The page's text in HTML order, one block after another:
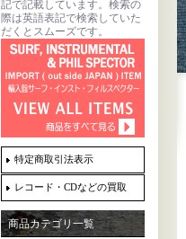
記で記載しています。検索の
際は英語表記で検索していた
だくとスムーズです。
特定商取引法表示
レコード・CDなどの買取
商品カテゴリ一覧